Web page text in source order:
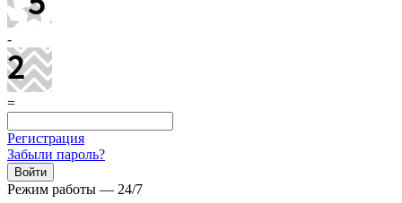
-
=
Регистрация
Забыли пароль?
Режим работы — 24/7